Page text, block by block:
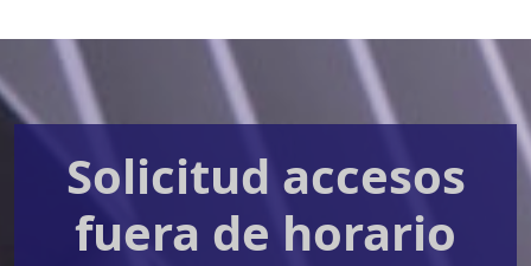
Solicitud accesos
fuera de horario